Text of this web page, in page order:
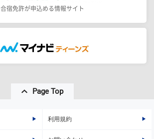
合宿免許が申込める情報サイト
Page Top
利用規約